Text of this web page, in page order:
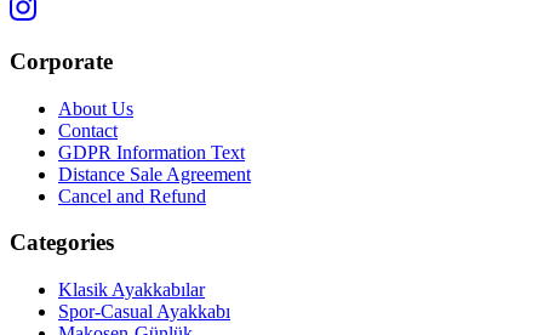
Corporate
About Us
Contact
GDPR Information Text
Distance Sale Agreement
Cancel and Refund
Categories
Klasik Ayakkabılar
Spor-Casual Ayakkabı